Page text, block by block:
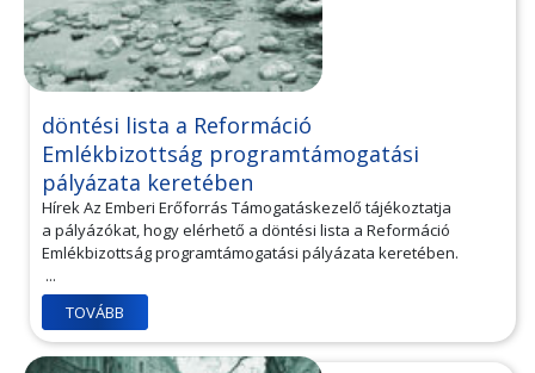
döntési lista a Reformáció
Emlékbizottság programtámogatási
pályázata keretében
Hírek Az Emberi Erőforrás Támogatáskezelő tájékoztatja
a pályázókat, hogy elérhető a döntési lista a Reformáció
Emlékbizottság programtámogatási pályázata keretében.
...
TOVÁBB